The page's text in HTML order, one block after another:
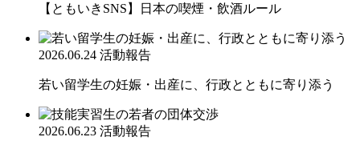
【ともいきSNS】日本の喫煙・飲酒ルール
2026.06.24 活動報告
若い留学生の妊娠・出産に、行政とともに寄り添う
2026.06.23 活動報告